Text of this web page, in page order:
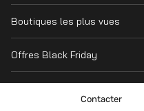
Magasins
Cyber Monday
Boutiques les plus vues
MediaMarkt
Offres Black Friday
Contacter